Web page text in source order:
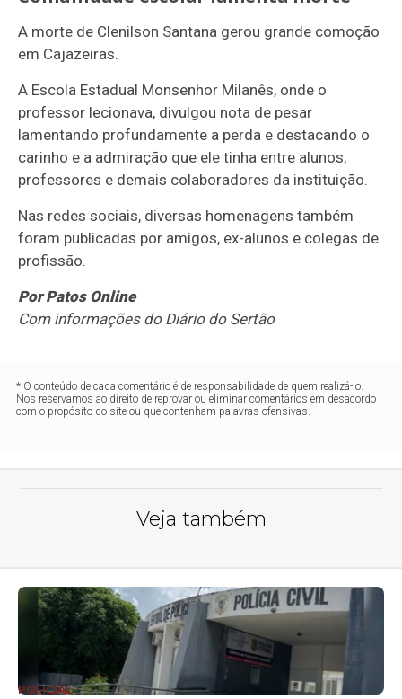
A morte de Clenilson Santana gerou grande comoção
em Cajazeiras.
A Escola Estadual Monsenhor Milanês, onde o
professor lecionava, divulgou nota de pesar
lamentando profundamente a perda e destacando o
carinho e a admiração que ele tinha entre alunos,
professores e demais colaboradores da instituição.
Nas redes sociais, diversas homenagens também
foram publicadas por amigos, ex-alunos e colegas de
profissão.
Por Patos Online
Com informações do Diário do Sertão
* O conteúdo de cada comentário é de responsabilidade de quem realizá-lo.
Nos reservamos ao direito de reprovar ou eliminar comentários em desacordo
com o propósito do site ou que contenham palavras ofensivas.
Veja também
POLICIAL